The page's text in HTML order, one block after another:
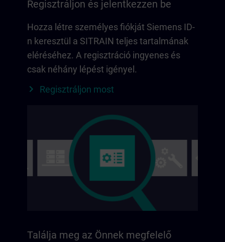
Regisztráljon és jelentkezzen be
Hozza létre személyes fiókját Siemens ID-
n keresztül a SITRAIN teljes tartalmának
eléréséhez. A regisztráció ingyenes és
csak néhány lépést igényel.
Regisztráljon most
Találja meg az Önnek megfelelő